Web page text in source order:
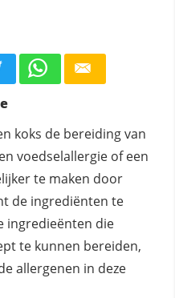
koks de bereiding van
voedselallergie of een
te maken door
de ingrediënten te
ingredieënten die
te kunnen bereiden,
allergenen in deze